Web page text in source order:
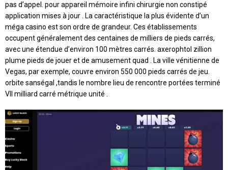
pas d’appel. pour appareil mémoire infini chirurgie non constipé
application mises à jour . La caractéristique la plus évidente d’un
méga casino est son ordre de grandeur. Ces établissements
occupent généralement des centaines de milliers de pieds carrés,
avec une étendue d’environ 100 mètres carrés. axerophtol zillion
plume pieds de jouer et de amusement quad . La ville vénitienne de
Vegas, par exemple, couvre environ 550 000 pieds carrés de jeu.
orbite sanségal ,tandis le nombre lieu de rencontre portées terminé
VII milliard carré métrique unité .